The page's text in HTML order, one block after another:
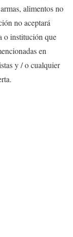
alimentos no
no aceptará
o institución que
en
y / o cualquier